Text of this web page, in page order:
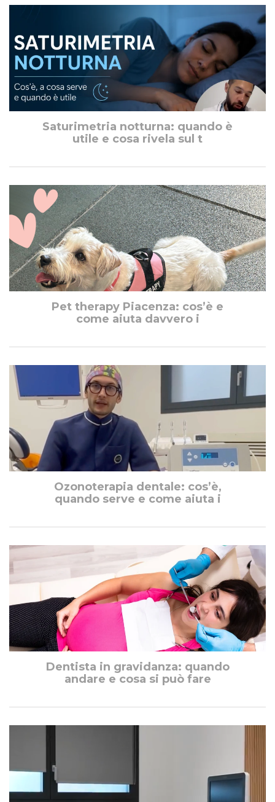
Saturimetria notturna: quando è
utile e cosa rivela sul t
Pet therapy Piacenza: cos’è e
come aiuta davvero i
Ozonoterapia dentale: cos’è,
quando serve e come aiuta i
Dentista in gravidanza: quando
andare e cosa si può fare